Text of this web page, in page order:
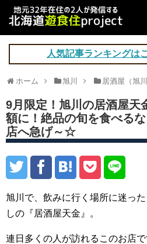
人気記事ランキングは
ホーム 旭川 居酒屋（旭川
9月限定！旭川の居酒屋天
額に！絶品の旬を食べる
店へ急げ～☆
旭川で、飲みに行く場所に迷っ
しの『居酒屋天金』。
連日多くの人が訪れるこのお店